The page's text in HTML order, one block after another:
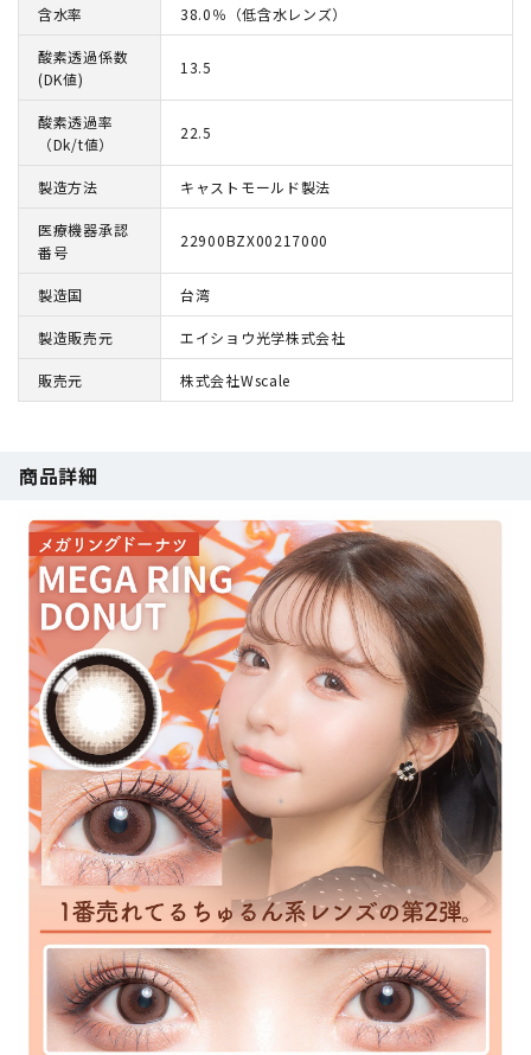
含水率 38.0％（低含水レンズ）
酸素透過係数
(DK値)
13.5
酸素透過率
（Dk/t値）
22.5
製造方法 キャストモールド製法
医療機器承認
番号
22900BZX00217000
製造国 台湾
製造販売元 エイショウ光学株式会社
販売元 株式会社Wscale
商品詳細